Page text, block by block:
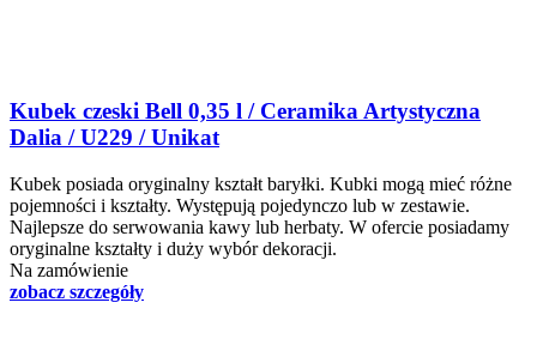
Kubek czeski Bell 0,35 l / Ceramika Artystyczna
Dalia / U229 / Unikat
Kubek posiada oryginalny kształt baryłki. Kubki mogą mieć różne
pojemności i kształty. Występują pojedynczo lub w zestawie.
Najlepsze do serwowania kawy lub herbaty. W ofercie posiadamy
oryginalne kształty i duży wybór dekoracji.
Na zamówienie
zobacz szczegóły